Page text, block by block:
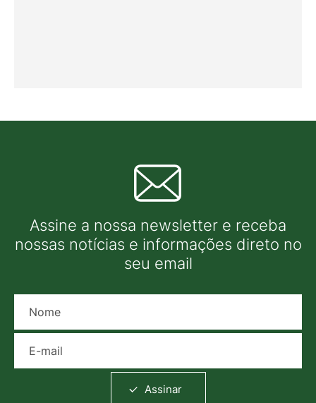
Assine a nossa newsletter e receba
nossas notícias e informações direto no
seu email
Assinar